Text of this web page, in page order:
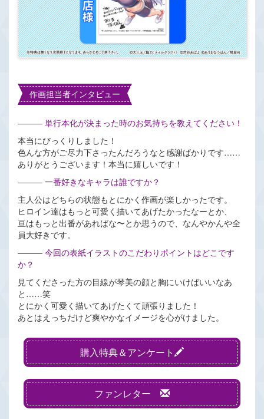
作画担当者インタビュー
――― 単行本化が決まった時のお気持ちを教えてください！
本当にびっくりしました！
色んな方がご尽力下さったんだろうなと感謝ばかりです……
ありがとうございます！本当に嬉しいです！
――― 一番好きなキャラは誰ですか？
主人公はどちらの状態もとにかく作画が楽しかったです。
ヒロイン達はもっと可愛く描いてあげたかったなーとか、
亘はもっと出番があればな〜とか思うので、なんやかんや全
員大好きです。
――― 今回の表紙イラストのこだわりポイントはどこです
か？
見てくださった方の目線が琴美の顔と胸にいけばいいなあ
と……笑
とにかく可愛く描いてあげたくて頑張りました！
あとはえっちだけど爽やかなイメージを心がけました。
購入特典＆アンケート
ファンレター